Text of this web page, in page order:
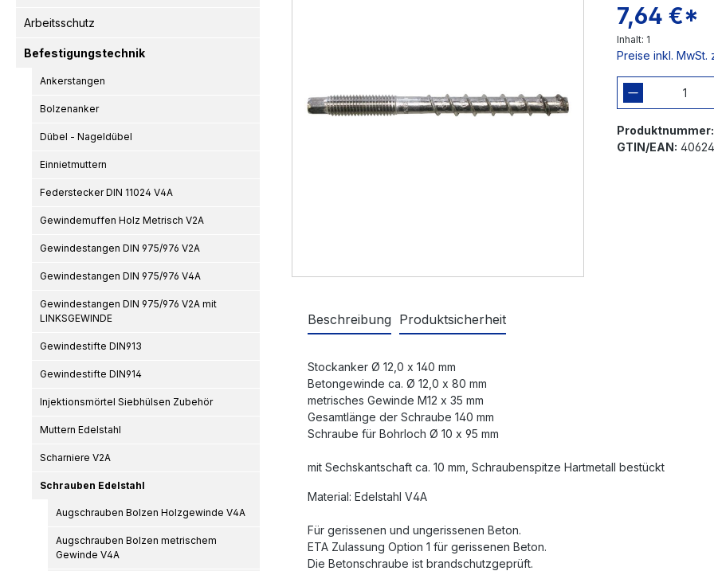
Arbeitsschutz
Befestigungstechnik
Ankerstangen
Bolzenanker
Dübel - Nageldübel
Einnietmuttern
Federstecker DIN 11024 V4A
Gewindemuffen Holz Metrisch V2A
Gewindestangen DIN 975/976 V2A
Gewindestangen DIN 975/976 V4A
Gewindestangen DIN 975/976 V2A mit
LINKSGEWINDE
Gewindestifte DIN913
Gewindestifte DIN914
Injektionsmörtel Siebhülsen Zubehör
Muttern Edelstahl
Scharniere V2A
Schrauben Edelstahl
Augschrauben Bolzen Holzgewinde V4A
Augschrauben Bolzen metrischem
Gewinde V4A
7,64 €*
Inhalt: 1
Preise inkl. MwSt.
GTIN/EAN:
Beschreibung Produktsicherheit
Stockanker Ø 12,0 x 140 mm
Betongewinde ca. Ø 12,0 x 80 mm
metrisches Gewinde M12 x 35 mm
Gesamtlänge der Schraube 140 mm
Schraube für Bohrloch Ø 10 x 95 mm
mit Sechskantschaft ca. 10 mm, Schraubenspitze Hartmetall bestückt
Material: Edelstahl V4A
Für gerissenen und ungerissenen Beton.
ETA Zulassung Option 1 für gerissenen Beton.
Die Betonschraube ist brandschutzgeprüft.